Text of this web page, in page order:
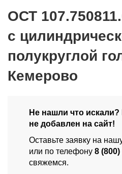
ОСТ
с
полукруглой
Кемерово
Не нашли что
не добавлен на сайт!
Оставьте заявку на
или по телефону 8 (800)
свяжемся.